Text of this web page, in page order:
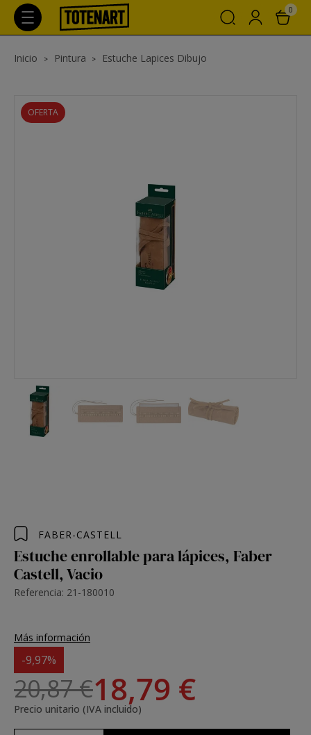
0
Inicio Pintura Estuche Lapices Dibujo
OFERTA
FABER-CASTELL
Estuche enrollable para lápices, Faber
Castell, Vacio
Referencia: 21-180010
Más información
-9,97%
20,87 €18,79 €
Precio unitario (IVA incluido)